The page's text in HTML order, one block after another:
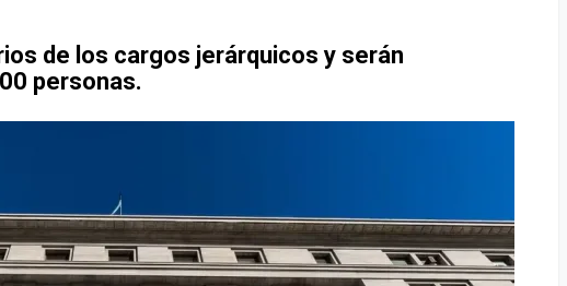
de los cargos jerárquicos y serán
personas.